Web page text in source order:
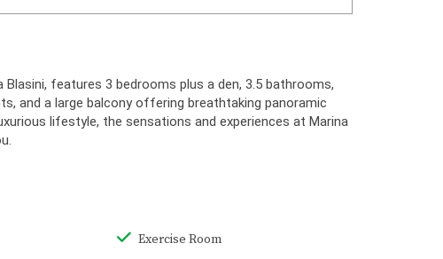
features 3 bedrooms plus a den, 3.5 bathrooms,
and a large balcony offering breathtaking panoramic
lifestyle, the sensations and experiences at Marina
Exercise Room